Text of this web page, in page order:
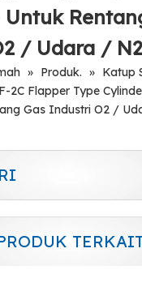
Untuk
/ Udara / N2
» Produk. » Katup
2C Flapper Type
Gas Industri O2 /
Katup LPG Berkemah Tembaga Portabel